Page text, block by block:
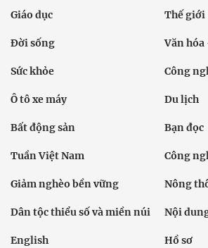
Giáo dục Thế giới
Đời sống Văn
Sức khỏe Công
Ô tô xe máy Du lịch
Bất động sản Bạn đọc
Tuần Việt Nam Công
Giảm nghèo bền vững Nông
Dân tộc thiểu số và miền núi Nội
English Hồ sơ